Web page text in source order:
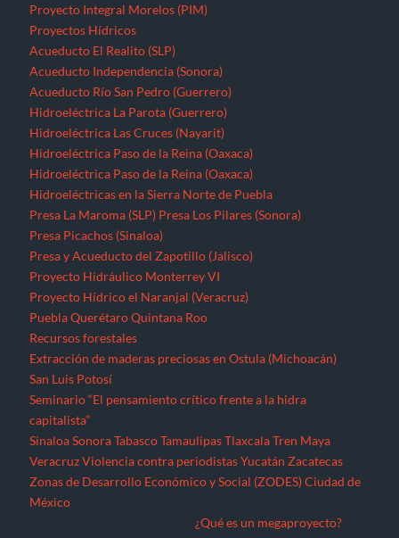
Proyecto Integral Morelos (PIM)
Proyectos Hídricos
Acueducto El Realito (SLP)
Acueducto Independencia (Sonora)
Acueducto Río San Pedro (Guerrero)
Hidroeléctrica La Parota (Guerrero)
Hidroeléctrica Las Cruces (Nayarit)
Hidroeléctrica Paso de la Reina (Oaxaca)
Hidroeléctrica Paso de la Reina (Oaxaca)
Hidroeléctricas en la Sierra Norte de Puebla
Presa La Maroma (SLP) Presa Los Pilares (Sonora)
Presa Picachos (Sinaloa)
Presa y Acueducto del Zapotillo (Jalisco)
Proyecto Hidráulico Monterrey VI
Proyecto Hídrico el Naranjal (Veracruz)
Puebla Querétaro Quintana Roo
Recursos forestales
Extracción de maderas preciosas en Ostula (Michoacán)
San Luis Potosí
Seminario “El pensamiento crítico frente a la hidra
capitalista”
Sinaloa Sonora Tabasco Tamaulipas Tlaxcala Tren Maya
Veracruz Violencia contra periodistas Yucatán Zacatecas
Zonas de Desarrollo Económico y Social (ZODES) Ciudad de
México
¿Qué es un megaproyecto?